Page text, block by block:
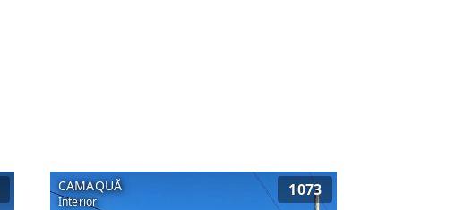
CAMAQUÃ
Interior
1073